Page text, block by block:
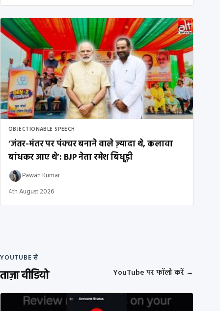
OBJECTIONABLE SPEECH
‘जंतर-मंतर पर पंक्चर बनाने वाले ज़्यादा थे, कलावा
बांधकर आए थे’: BJP नेता रमेश बिधूड़ी
Pawan Kumar
4th August 2026
YOUTUBE से
ताज़ा वीडियो YouTube पर फॉलो करें →